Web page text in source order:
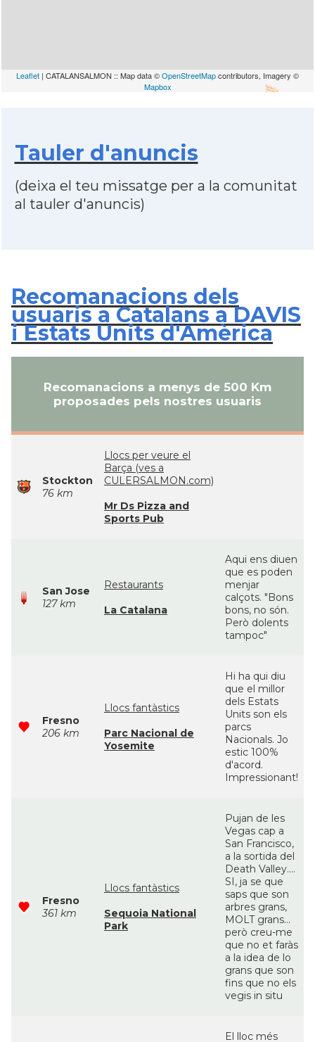
Leaflet | CATALANSALMON :: Map data ©OpenStreetMapcontributors, Imagery ©
Mapbox
Tauler d'anuncis
(deixa el teu missatge per a la comunitat
al tauler d'anuncis)
Recomanacions dels
usuaris a Catalans a DAVIS
i Estats Units d'Amèrica
Recomanacions a menys de 500 Km
proposades pels nostres usuaris
Stockton
76 km
Llocs per veure el
Barça (ves a
CULERSALMON.com)
Mr Ds Pizza and
Sports Pub
San Jose
127 km
Restaurants
La Catalana
Aqui ens diuen
que es poden
menjar
calçots. "Bons
bons, no són.
Però dolents
tampoc"
Fresno
206 km
Llocs fantàstics
Parc Nacional de
Yosemite
Hi ha qui diu
que el millor
dels Estats
Units son els
parcs
Nacionals. Jo
estic 100%
d'acord.
Impressionant!
Fresno
361 km
Llocs fantàstics
Sequoia National
Park
Pujan de les
Vegas cap a
San Francisco,
a la sortida del
Death Valley....
SI, ja se que
saps que son
arbres grans,
MOLT grans...
però creu-me
que no et faràs
a la idea de lo
grans que son
fins que no els
vegis in situ
El lloc més